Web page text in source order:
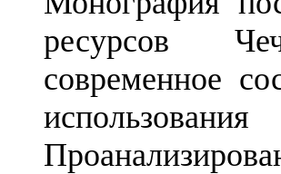
ресурсов
современное